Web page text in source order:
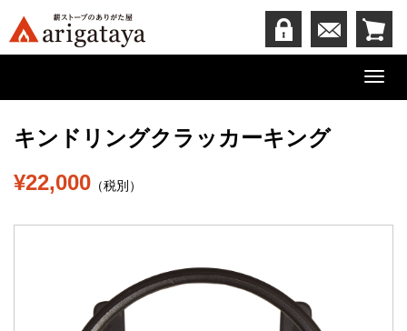
キンドリングクラッカーキング
¥22,000 （税別）